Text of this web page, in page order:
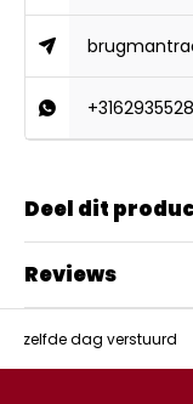
Deel dit
Reviews
zelfde dag verstuurd